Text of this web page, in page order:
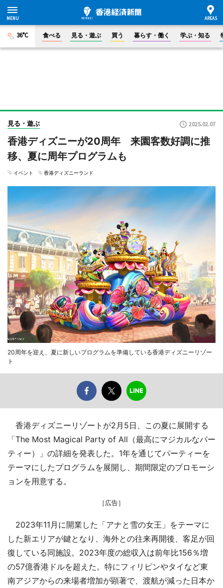
36°C 食べる 見る・遊ぶ 買う 暮らす・働く 学ぶ・知る
見る・遊ぶ 2025.02.07
香港ディズニーが20周年 来園客数好調に推
移、夏に周年プログラムも
イベント 香港ディズニーランド
20周年を迎え、夏に新しいプログラムを準備している香港ディズニーリゾー
ト
香港ディズニーリゾートが2月5日、この夏に展開する
「The Most Magical Party of All（最高にマジカルなパー
ティー）」の詳細を発表した。1年を通じてパーティーを
テーマにしたプログラムを展開し、期間限定のプロモーシ
ョンを用意する。
［広告］
2023年11月に開業した「アナと雪の女王」をテーマに
した新エリアが鍵となり、海外との往来再開後、客足が回
復している同施設。2023年度の総収入は前年比156％増
の57億香港ドルを超えた。特にフィリピンやタイなど東
南アジアからの来場者増加が顕著で、渡航が減った日本か